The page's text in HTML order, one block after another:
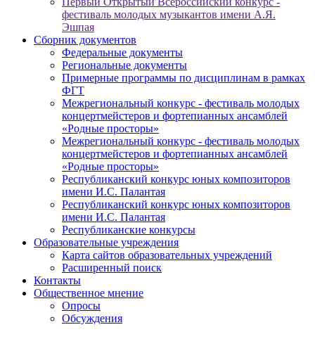
фестиваль молодых музыкантов имени А.Я.
Эшпая
Сборник документов
Федеральные документы
Региональные документы
Примерные программы по дисциплинам в рамках
ФГТ
Межрегиональный конкурс - фестиваль молодых
концертмейстеров и фортепианных ансамблей
«Родные просторы»
Межрегиональный конкурс - фестиваль молодых
концертмейстеров и фортепианных ансамблей
«Родные просторы»
Республиканский конкурс юных композиторов
имени И.С. Палантая
Республиканский конкурс юных композиторов
имени И.С. Палантая
Республиканские конкурсы
Образовательные учреждения
Карта сайтов образовательных учреждений
Расширенный поиск
Контакты
Общественное мнение
Опросы
Обсуждения